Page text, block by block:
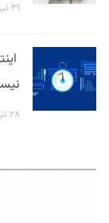
۳۱ تیر ۱۴۰۵
۲۸ تیر ۱۴۰۵